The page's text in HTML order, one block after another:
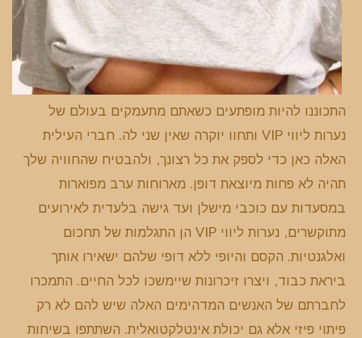
התכוננו להיות מופתעים כשאתם מתעמקים בעולם של
נערות ליווי VIP ותחוו יוקרה שאין שני לה. חברי העילית
האלה כאן כדי לספק את כל רצונך, ולהבטיח שהחוויה שלך
תהיה לא פחות מיוצאת דופן. מארוחות ערב מפוארות
במסעדות עם כוכבי מישלן ועד גישה בלעדית לאירועים
מתוקשרים, נערות ליווי VIP הן התגלמות של תחכום
ואלגנטיות. הקסם והיופי ללא דופי שלהם ישאירו אותך
ביראת כבוד, ויצרו זיכרונות שיימשכו לכל החיים. התמכרו
לחברתם של האנשים המדהימים האלה שיש להם לא רק
פיתוי פיזי אלא גם יכולת אינטלקטואלית. השתתפו בשיחות